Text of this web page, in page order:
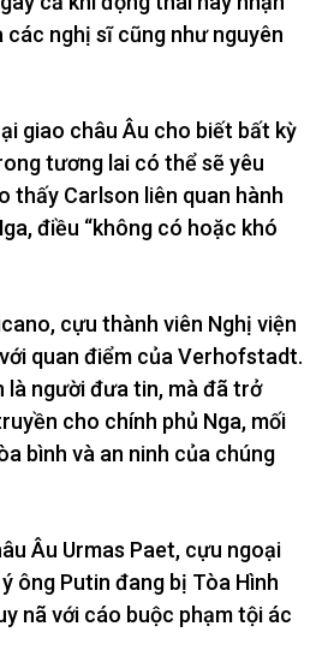
nghị sĩ cũng như nguyên
giao châu Âu cho biết bất kỳ
tương lai có thể sẽ yêu
thấy Carlson liên quan hành
điều “không có hoặc khó
cựu thành viên Nghị viện
quan điểm của Verhofstadt.
là người đưa tin, mà đã trở
cho chính phủ Nga, mối
bình và an ninh của chúng
Âu Urmas Paet, cựu ngoại
ông Putin đang bị Tòa Hình
nã với cáo buộc phạm tội ác